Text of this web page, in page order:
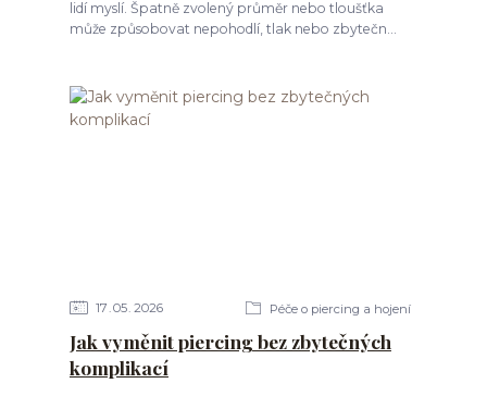
lidí myslí. Špatně zvolený průměr nebo tloušťka
může způsobovat nepohodlí, tlak nebo zbytečn...
17 05 2026 Péče o piercing a hojení
Jak vyměnit piercing bez zbytečných
komplikací